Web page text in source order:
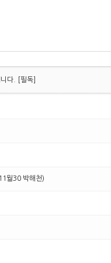
다. [필독]
월30 박해천)